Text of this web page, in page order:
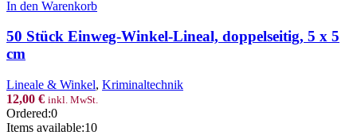
Winkel-
Lineal,
doppelseitig,
x
5
cm
Menge
In den Warenkorb
50 Stück Einweg-Winkel-Lineal, doppelseitig, 5 x 5
cm
Lineale & Winkel, Kriminaltechnik
12,00 € inkl. MwSt.
Ordered:0
Items available:10